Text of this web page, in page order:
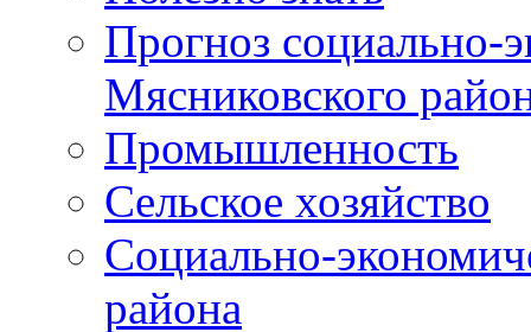
Прогноз социально-
Мясниковского
Промышленность
Сельское хозяйство
Социально-
района